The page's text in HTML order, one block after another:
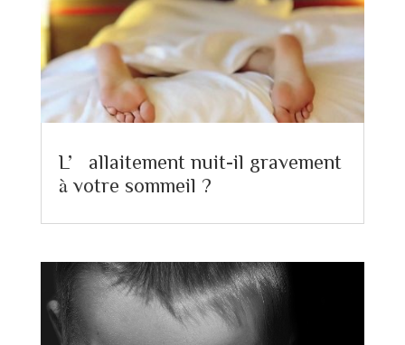
L’allaitement nuit-il gravement
à votre sommeil ?